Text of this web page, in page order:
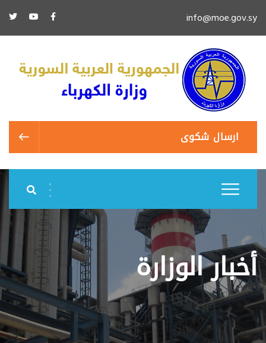
info@moe.gov.sy
ارسال شكوى
أخبار الوزارة